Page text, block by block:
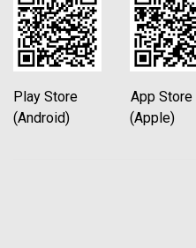
Play Store App Store
(Android) (Apple)